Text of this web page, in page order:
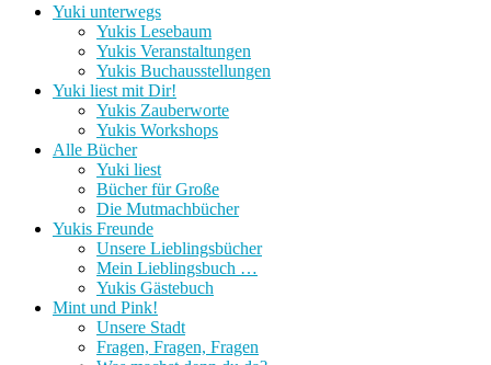
Yuki unterwegs
Yukis Lesebaum
Yukis Veranstaltungen
Yukis Buchausstellungen
Yuki liest mit Dir!
Yukis Zauberworte
Yukis Workshops
Alle Bücher
Yuki liest
Bücher für Große
Die Mutmachbücher
Yukis Freunde
Unsere Lieblingsbücher
Mein Lieblingsbuch …
Yukis Gästebuch
Mint und Pink!
Unsere Stadt
Fragen, Fragen, Fragen